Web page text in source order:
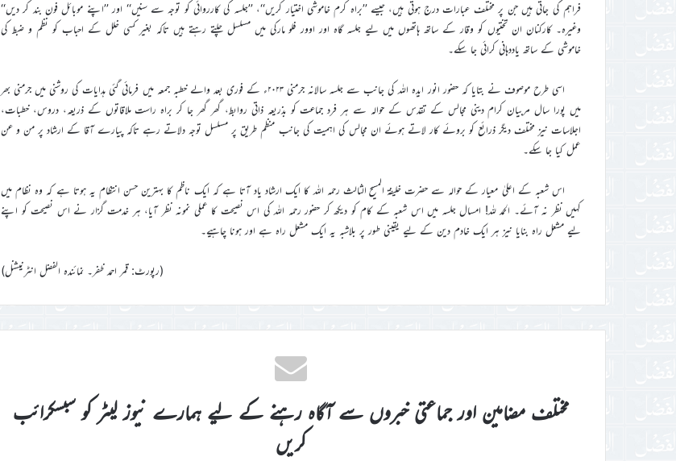
فراہم کی جاتی ہیں جن پر مختلف عبارات درج ہوتی ہیں، جیسے ’’براہ کرم خاموشی اختیار کریں‘‘، ’’جلسہ کی کارروائی کو توجہ سے سنیں‘‘ اور ’’اپنے موبائل فون بند کر دیں‘‘
وغیرہ۔ کارکنان ان تختیوں کو وقار کے ساتھ ہاتھوں میں لیے جلسہ گاہ اور اوور فلو مارکی میں مسلسل چلتے رہتے ہیں تاکہ بغیر کسی خلل کے احباب کو نظم و ضبط کی
خاموشی کے ساتھ یاددہانی کرائی جا سکے۔
اسی طرح موصوف نے بتایا کہ حضور انور ایدہ اللہ کی جانب سے جلسہ سالانہ جرمنی ۲۰۲۳ء کے فوری بعد والے خطبہ جمعہ میں فرمائی گئی ہدایات کی روشنی میں جرمنی بھر
میں پورا سال مربیان کرام دینی مجالس کے تقدس کے حوالہ سے ہر فرد جماعت کو بذریعہ ذاتی روابط، گھر گھر جا کر براہ راست ملاقاتوں کے ذریعہ، دروس، خطبات،
اجلاسات نیز مختلف دیگر ذرائع کو بروئے کار لاتے ہوئے ان مجالس کی اہمیت کی جانب منظم طریق پر مسلسل توجہ دلاتے رہے تاکہ پیارے آقا کے ارشاد پر من و عن
عمل کیا جا سکے۔
اس شعبہ کے اعلیٰ معیار کے حوالہ سے حضرت خلیفۃ المسیح الثالث رحمہ اللہ کا ایک ارشاد یاد آتا ہے کہ ایک ناظم کا بہترین حسن انتظام یہ ہوتا ہے کہ وہ نظام میں
کہیں نظر نہ آئے۔ الحمد للہ! امسال جلسہ میں اس شعبہ کے کام کو دیکھ کر حضور رحمہ اللہ کی اس نصیحت کا عملی نمونہ نظر آیا، ہر خدمت گزار نے اس نصیحت کو اپنے
لیے مشعل راہ بنایا نیز ہر ایک خادم دین کے لیے یقینی طور پر بلاشبہ یہ ایک مشعل راہ ہے اور ہونا چاہیے۔
(رپورٹ: قمر احمد ظفر۔ نمائندہ الفضل انٹرنیشنل)
مختلف مضامین اور جماعتی خبروں سے آگاہ رہنے کے لیے ہمارے نیوز لیٹر کو سبسکرائب
کریں